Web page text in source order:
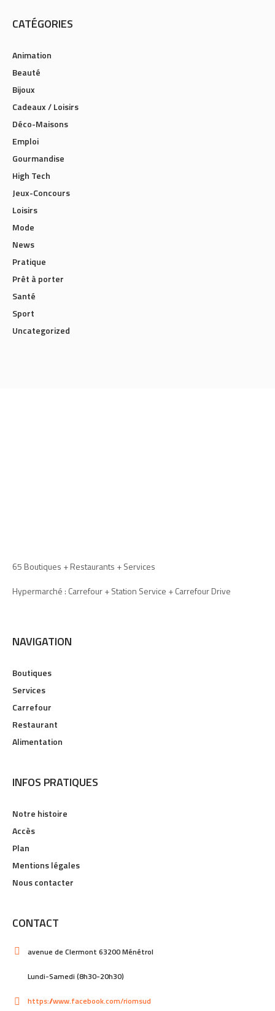
CATÉGORIES
Animation
Beauté
Bijoux
Cadeaux / Loisirs
Déco-Maisons
Emploi
Gourmandise
High Tech
Jeux-Concours
Loisirs
Mode
News
Pratique
Prêt à porter
Santé
Sport
Uncategorized
65 Boutiques + Restaurants + Services
Hypermarché : Carrefour + Station Service + Carrefour Drive
NAVIGATION
Boutiques
Services
Carrefour
Restaurant
Alimentation
INFOS PRATIQUES
Notre histoire
Accès
Plan
Mentions légales
Nous contacter
CONTACT
avenue de Clermont 63200 Ménétrol
Lundi-Samedi (8h30-20h30)
https://www.facebook.com/riomsud